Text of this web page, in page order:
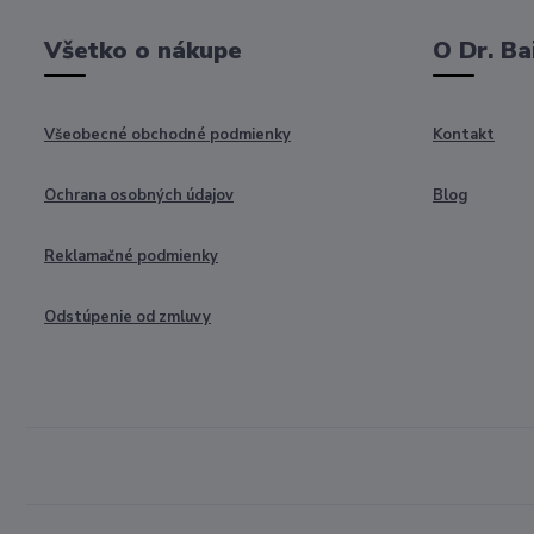
Všetko o nákupe
Všeobecné obchodné podmienky
Ochrana osobných údajov
Reklamačné podmienky
Odstúpenie od zmluvy
O Dr.
Kontakt
Blog